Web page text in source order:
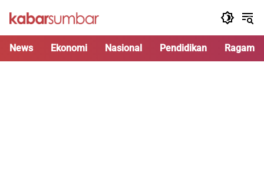
News Ekonomi Nasional Pendidikan Ragam